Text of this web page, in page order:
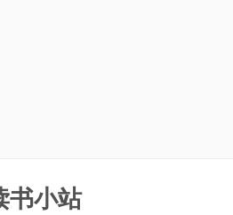
书小站